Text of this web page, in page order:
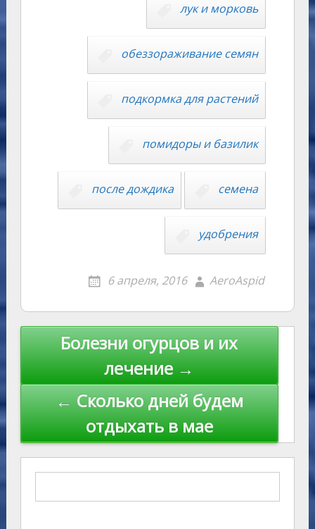
лук и морковь
обеззораживание семян
подкормка для растений
помидоры и базилик
после дождика семена
удобрения
6 апреля, 2016 AeroAspid
Навигация
записям
Болезни огурцов и их
лечение →
← Сколько дней будем
отдыхать в мае